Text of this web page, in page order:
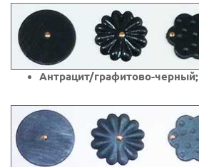
Антрацит/графитово-черный;